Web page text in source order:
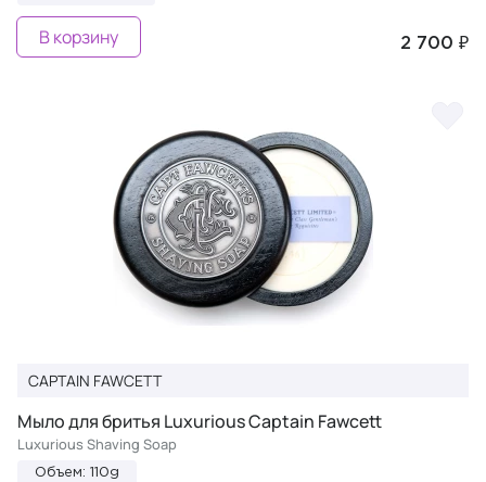
2 700 ₽
В корзину
CAPTAIN FAWCETT
Мыло для бритья Luxurious Captain Fawcett
Luxurious Shaving Soap
Объем: 110g